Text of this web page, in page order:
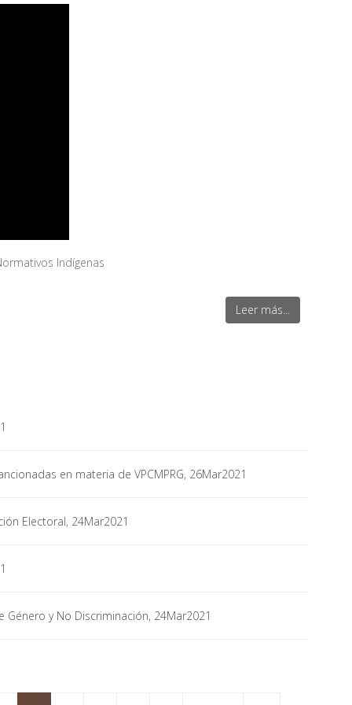
Indígenas
Leer más...
en materia de VPCMPRG, 26Mar2021
Electoral, 24Mar2021
y No Discriminación, 24Mar2021